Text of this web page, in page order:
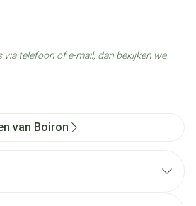
telefoon of e-mail, dan bekijken we
van Boiron